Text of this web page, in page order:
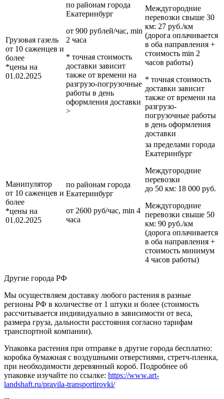
Грузовая газель
от 10 саженцев и
более
*цены на
01.02.2025
по районам города
Екатеринбург
от 900 рублей/час, min
2 часа
* точная стоимость
доставки зависит
также от времени на
разгрузо-погрузочные
работы в день
оформления доставки
>
Междугородние
перевозки свыше 30
км: 27 руб./км
(дорога оплачивается
в оба направления +
стоимость min 2
часов работы)
* точная стоимость
доставки зависит
также от времени на
разгрузо-
погрузочные работы
в день оформления
доставки
Манипулятор
от 10 саженцев и
более
*цены на
01.02.2025
по районам города
Екатеринбург
от 2600 руб/час, min 4
часа
за пределами города
Екатеринбург
Междугородние
перевозки
до 50 км: 18 000 руб.
Междугородние
перевозки свыше 50
км: 90 руб./км
(дорога оплачивается
в оба направления +
стоимость минимум
4 часов работы)
Другие города РФ
Мы осуществляем доставку любого растения в разные
регионы РФ в количестве от 1 штуки и более (стоимость
рассчитывается индивидуально в зависимости от веса,
размера груза, дальности расстояния согласно тарифам
транспортной компании).
Упаковка растения при отправке в другие города бесплатно:
коробка бумажная с воздушными отверстиями, стретч-пленка,
при необходимости деревянный короб. Подробнее об
упаковке изучайте по ссылке: https://www.art-
landshaft.ru/pravila-transportirovki/